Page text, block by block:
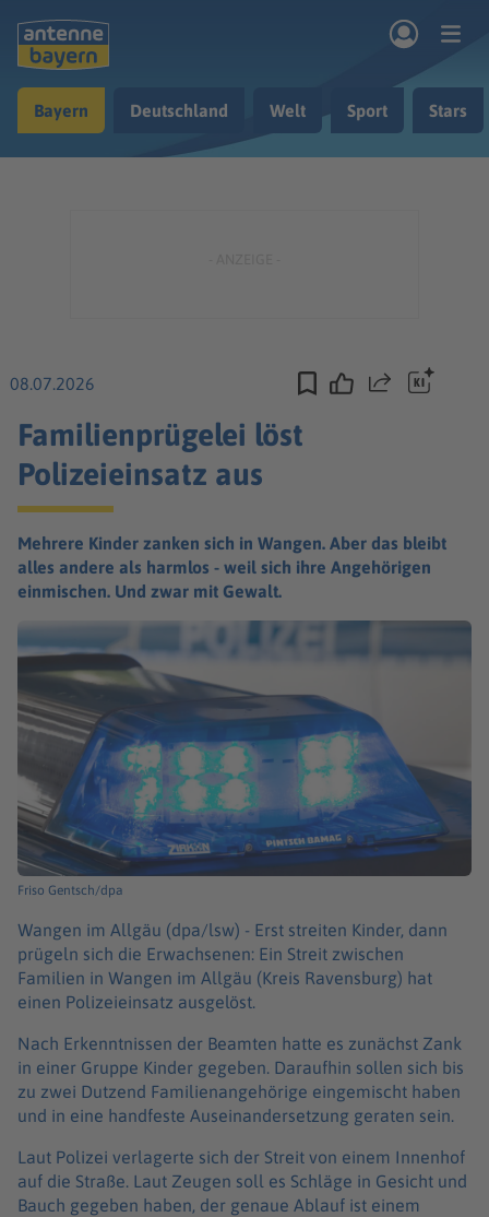
Musik & Radio
Bayern Deutschland Welt Sport Stars
08.07.2026 Teilen
Familienprügelei löst
Polizeieinsatz aus
Mehrere Kinder zanken sich in Wangen. Aber das bleibt
alles andere als harmlos - weil sich ihre Angehörigen
einmischen. Und zwar mit Gewalt.
Friso Gentsch/dpa
Wangen im Allgäu (dpa/lsw) - Erst streiten Kinder, dann
prügeln sich die Erwachsenen: Ein Streit zwischen
Familien in Wangen im Allgäu (Kreis Ravensburg) hat
einen Polizeieinsatz ausgelöst.
Nach Erkenntnissen der Beamten hatte es zunächst Zank
in einer Gruppe Kinder gegeben. Daraufhin sollen sich bis
zu zwei Dutzend Familienangehörige eingemischt haben
und in eine handfeste Auseinandersetzung geraten sein.
Laut Polizei verlagerte sich der Streit von einem Innenhof
auf die Straße. Laut Zeugen soll es Schläge in Gesicht und
Bauch gegeben haben, der genaue Ablauf ist einem